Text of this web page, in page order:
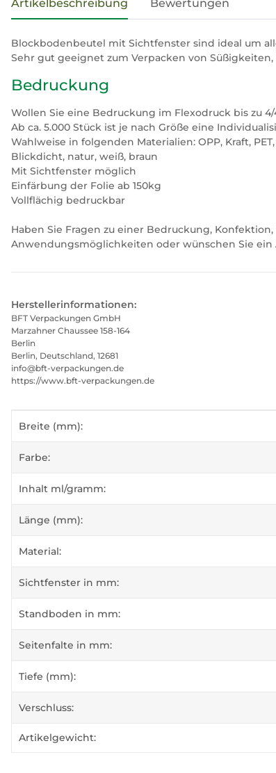
Artikelbeschreibung Bewertungen
Blockbodenbeutel mit Sichtfenster sind ideal um
Sehr gut geeignet zum Verpacken von Süßigkeiten,
Bedruckung
Wollen Sie eine Bedruckung im Flexodruck bis zu
Ab ca. 5.000 Stück ist je nach Größe eine
Wahlweise in folgenden Materialien: OPP, Kraft, PET,
Blickdicht, natur, weiß, braun
Mit Sichtfenster möglich
Einfärbung der Folie ab 150kg
Vollflächig bedruckbar
Haben Sie Fragen zu einer Bedruckung,
Anwendungsmöglichkeiten oder wünschen Sie ein
Herstellerinformationen:
BFT Verpackungen GmbH
Marzahner Chaussee 158-164
Berlin
Berlin, Deutschland, 12681
info@bft-verpackungen.de
https://www.bft-verpackungen.de
Produkteigenschaft
Wert
Breite (mm):
Farbe:
Inhalt ml/gramm:
Länge (mm):
Material:
Sichtfenster in mm:
Standboden in mm:
Seitenfalte in mm:
Tiefe (mm):
Verschluss:
Artikelgewicht: